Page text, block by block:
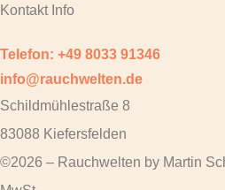
Kontakt Info
Telefon: +49 8033 91346
info@rauchwelten.de
Schildmühlestraße 8
83088 Kiefersfelden
©2026 – Rauchwelten by Martin